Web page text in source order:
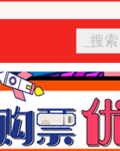
_搜索